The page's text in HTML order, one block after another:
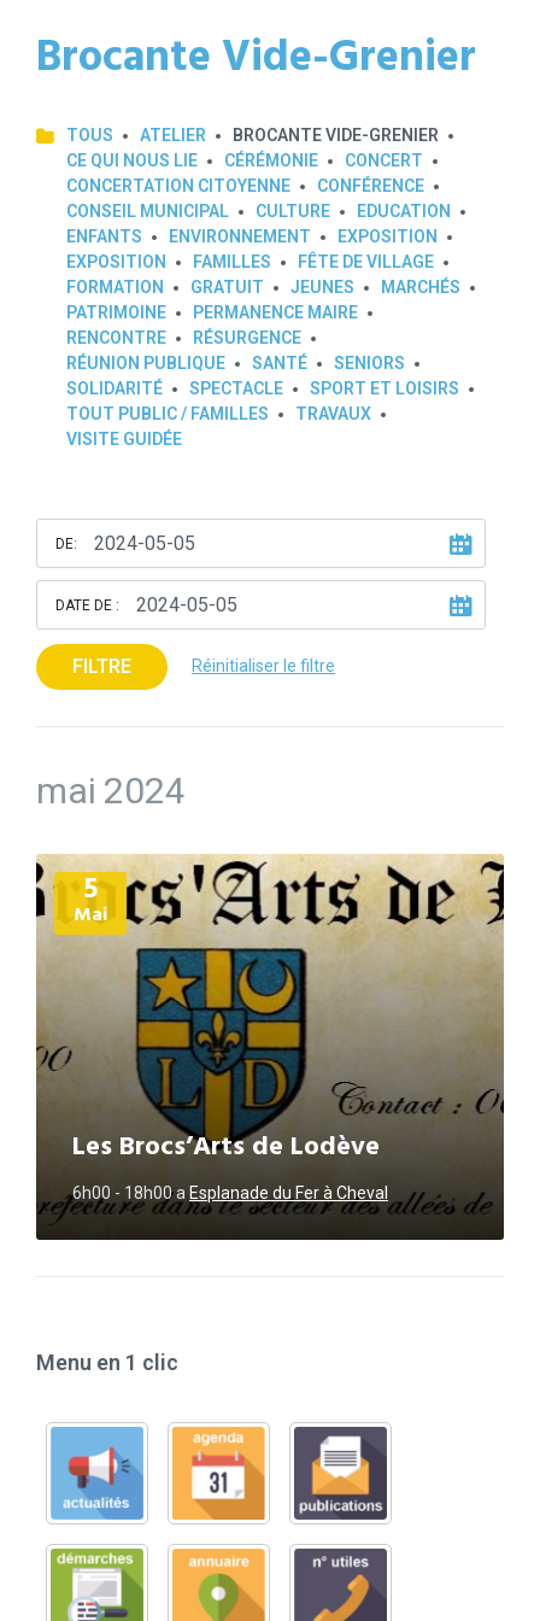
Brocante Vide-Grenier
TOUS ATELIER
BROCANTE VIDE-GRENIER
CE QUI NOUS LIE
CÉRÉMONIE
CONCERT
CONCERTATION CITOYENNE
CONFÉRENCE
CONSEIL MUNICIPAL
CULTURE
EDUCATION
ENFANTS
ENVIRONNEMENT
EXPOSITION
EXPOSITION
FAMILLES
FÊTE DE VILLAGE
FORMATION
GRATUIT JEUNES
MARCHÉS
PATRIMOINE
PERMANENCE MAIRE
RENCONTRE
RÉSURGENCE
RÉUNION PUBLIQUE
SANTÉ
SENIORS
SOLIDARITÉ
SPECTACLE
SPORT ET LOISIRS
TOUT PUBLIC / FAMILLES
TRAVAUX
VISITE GUIDÉE
DE:
DATE DE :
FILTRE Réinitialiser le filtre
mai 2024
5
Mai
Les Brocs’Arts de Lodève
6h00 - 18h00a Esplanade du Fer à Cheval
Plus
d'informations
Menu en 1 clic